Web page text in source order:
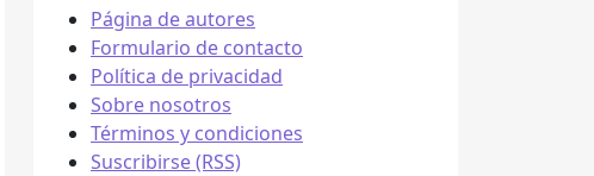
Página de autores
Formulario de contacto
Política de privacidad
Sobre nosotros
Términos y condiciones
Suscribirse (RSS)